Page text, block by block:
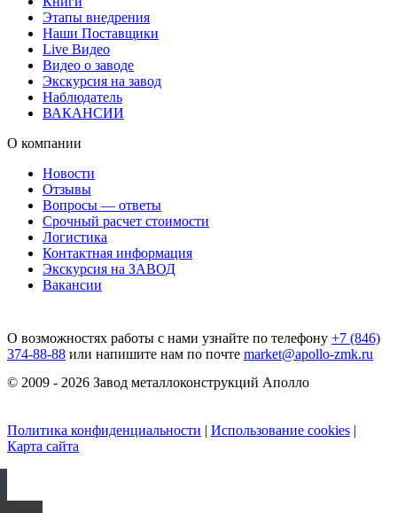
Этапы внедрения
Наши Поставщики
Live Видео
Видео о заводе
Экскурсия на завод
Наблюдатель
ВАКАНСИИ
О компании
Новости
Отзывы
Вопросы — ответы
Срочный расчет стоимости
Логистика
Контактная информация
Экскурсия на ЗАВОД
Вакансии
О возможностях работы с нами узнайте по телефону +7 (846)
374-88-88 или напишите нам по почте market@apollo-zmk.ru
© 2009 - 2026 Завод металлоконструкций Аполло
Политика конфиденциальности | Использование cookies |
Карта сайта